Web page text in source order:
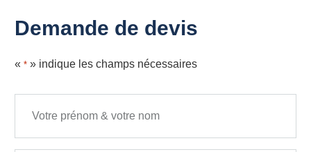
Demande de devis
« *» indique les champs nécessaires